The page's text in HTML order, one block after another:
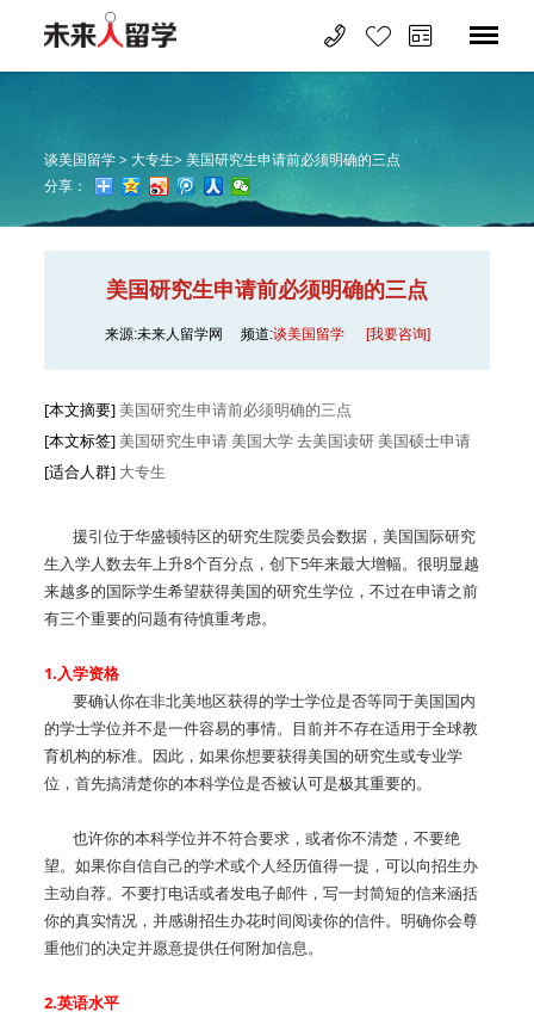
谈美国留学 > 大专生>美国研究生申请前必须明确的三点
分享：
美国研究生申请前必须明确的三点
来源:未来人留学网 频道:谈美国留学 [我要咨询]
[本文摘要] 美国研究生申请前必须明确的三点
[本文标签] 美国研究生申请 美国大学 去美国读研 美国硕士申请
[适合人群] 大专生
援引位于华盛顿特区的研究生院委员会数据，美国国际研究
生入学人数去年上升8个百分点，创下5年来最大增幅。很明显越
来越多的国际学生希望获得美国的研究生学位，不过在申请之前
有三个重要的问题有待慎重考虑。
1.入学资格
要确认你在非北美地区获得的学士学位是否等同于美国国内
的学士学位并不是一件容易的事情。目前并不存在适用于全球教
育机构的标准。因此，如果你想要获得美国的研究生或专业学
位，首先搞清楚你的本科学位是否被认可是极其重要的。
也许你的本科学位并不符合要求，或者你不清楚，不要绝
望。如果你自信自己的学术或个人经历值得一提，可以向招生办
主动自荐。不要打电话或者发电子邮件，写一封简短的信来涵括
你的真实情况，并感谢招生办花时间阅读你的信件。明确你会尊
重他们的决定并愿意提供任何附加信息。
2.英语水平